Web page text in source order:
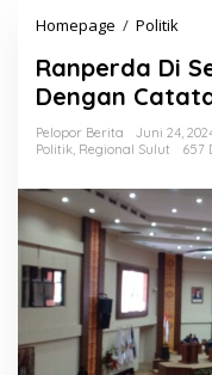
Homepage / Politik
Ranperda Di
Dengan
Pelopor Berita
Juni 24,
Politik Regional Sulut 657